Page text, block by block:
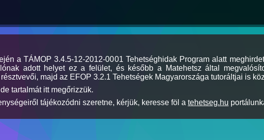
a TÁMOP 3.4.5-12-2012-0001 Tehetséghidak Program alatt
adott helyet ez a felület, és később a Matehetsz által
majd az EFOP 3.2.1 Tehetségek Magyarországa tutoráltjai is
tartalmát itt megőrizzük.
tájékozódni szeretne, kérjük, keresse föl a tehetseg.hu